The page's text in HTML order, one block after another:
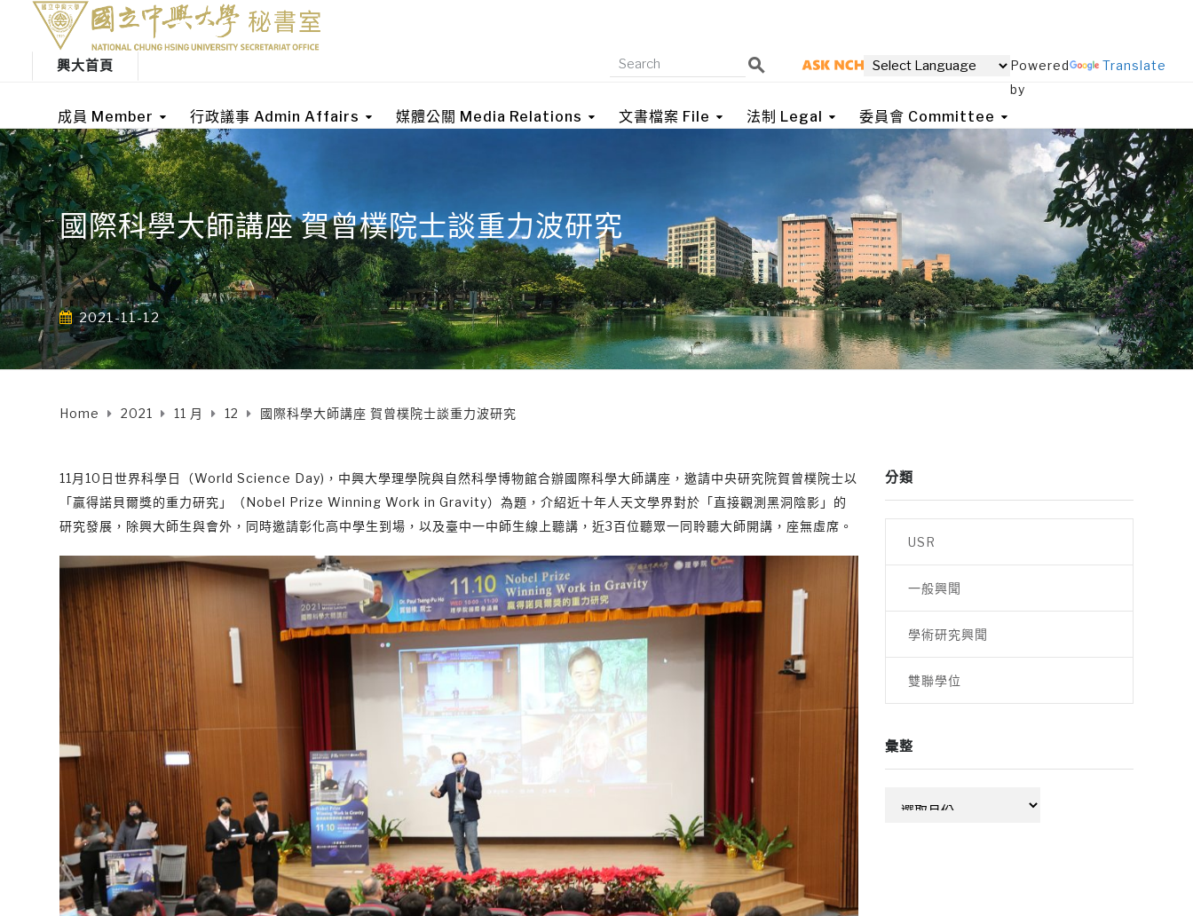
興大首頁
Powered
by
Translate
成員 Member 行政議事 Admin Affairs 媒體公關 Media Relations 文書檔案 File 法制 Legal 委員會 Committee
國際科學大師講座 賀曾樸院士談重力波研究
2021-11-12
Home 2021 11 月 12 國際科學大師講座 賀曾樸院士談重力波研究
11月10日世界科學日（World Science Day)，中興大學理學院與自然科學博物館合辦國際科學大師講座，邀請中央研究院賀曾樸院士以
「贏得諾貝爾獎的重力研究」（Nobel Prize Winning Work in Gravity）為題，介紹近十年人天文學界對於「直接觀測黑洞陰影」的
研究發展，除興大師生與會外，同時邀請彰化高中學生到場，以及臺中一中師生線上聽講，近3百位聽眾一同聆聽大師開講，座無虛席。
分類
USR
一般興聞
學術研究興聞
雙聯學位
彙整